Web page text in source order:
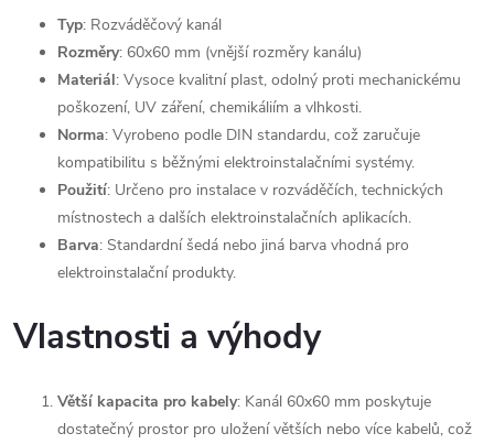
Typ: Rozváděčový kanál
Rozměry: 60x60 mm (vnější rozměry kanálu)
Materiál: Vysoce kvalitní plast, odolný proti mechanickému
poškození, UV záření, chemikáliím a vlhkosti.
Norma: Vyrobeno podle DIN standardu, což zaručuje
kompatibilitu s běžnými elektroinstalačními systémy.
Použití: Určeno pro instalace v rozváděčích, technických
místnostech a dalších elektroinstalačních aplikacích.
Barva: Standardní šedá nebo jiná barva vhodná pro
elektroinstalační produkty.
Vlastnosti a výhody
Větší kapacita pro kabely: Kanál 60x60 mm poskytuje
dostatečný prostor pro uložení větších nebo více kabelů, což